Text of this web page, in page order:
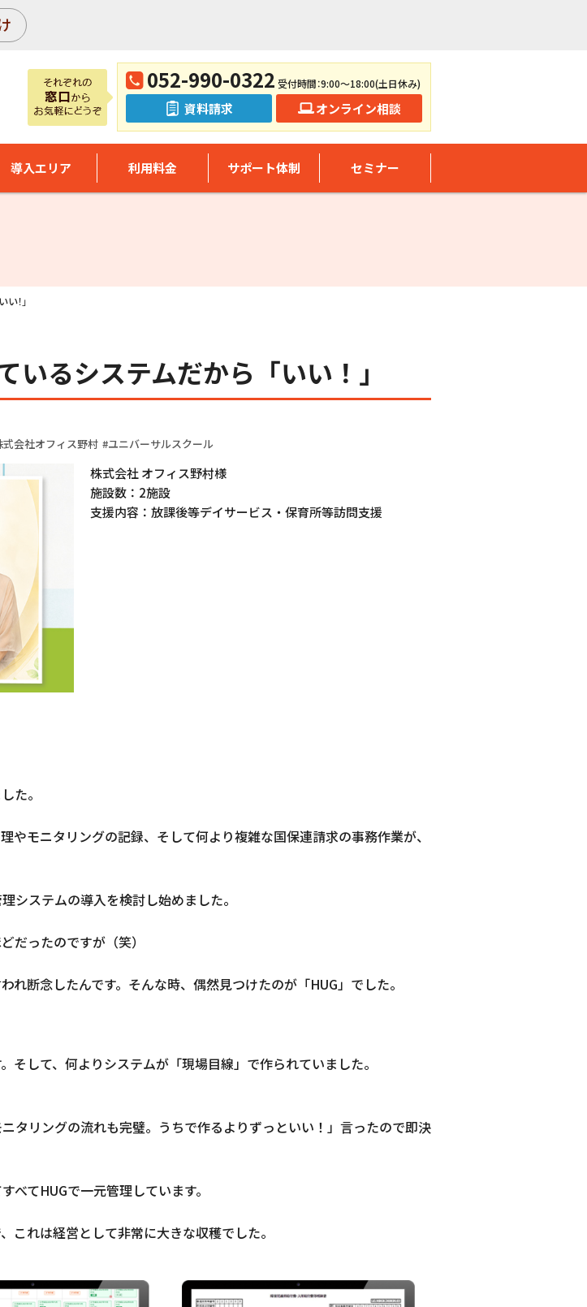
052-990-0322 受付時間：9:00～18:00(土日休み)
資料請求 オンライン相談
導入エリア 利用料金 サポート体制 セミナー
！」
るシステムだから「いい！」
式会社オフィス野村 ユニバーサルスクール
株式会社 オフィス野村様
施設数：2施設
支援内容：放課後等デイサービス・保育所等訪問支援
た。
モニタリングの記録、そして何より複雑な国保連請求の事務作業が、
システムの導入を検討し始めました。
だったのですが（笑）
断念したんです。そんな時、偶然見つけたのが「HUG」でした。
して、何よりシステムが「現場目線」で作られていました。
タリングの流れも完璧。うちで作るよりずっといい！」言ったので即決
てHUGで一元管理しています。
これは経営として非常に大きな収穫でした。